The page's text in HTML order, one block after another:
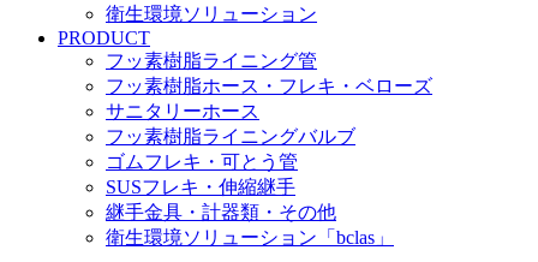
衛生環境ソリューション
PRODUCT
フッ素樹脂ライニング管
フッ素樹脂ホース・フレキ・ベローズ
サニタリーホース
フッ素樹脂ライニングバルブ
ゴムフレキ・可とう管
SUSフレキ・伸縮継手
継手金具・計器類・その他
衛生環境ソリューション「bclas」